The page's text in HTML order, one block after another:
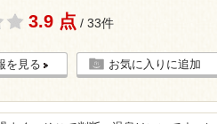
3.9 点 / 33件
を見る お気に入りに追加